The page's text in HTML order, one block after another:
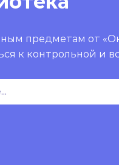
предметам от
к контрольной и